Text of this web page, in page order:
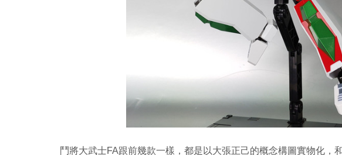
鬥將大武士FA跟前幾款一樣，都是以大張正己的概念構圖實物化